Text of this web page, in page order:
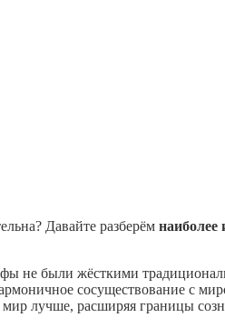
Давайте разберём наиболее
не были жёсткими
сосуществование с
лучше, расширяя границы